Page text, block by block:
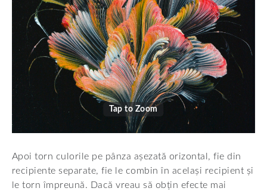
Tap to Zoom
Apoi torn culorile pe pânza așezată orizontal, fie din
recipiente separate, fie le combin în același recipient și
le torn împreună. Dacă vreau să obțin efecte mai